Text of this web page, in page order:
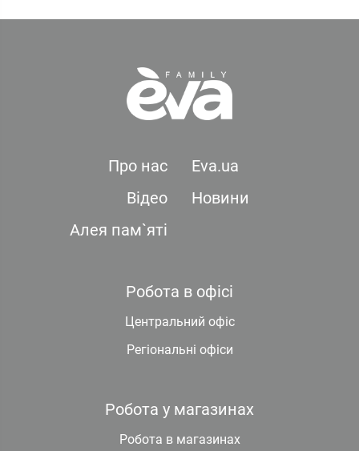
Про нас
Eva.ua
Відео
Новини
Алея пам`яті
Робота в офісі
Центральний офіс
Регіональні офіси
Робота у магазинах
Робота в магазинах